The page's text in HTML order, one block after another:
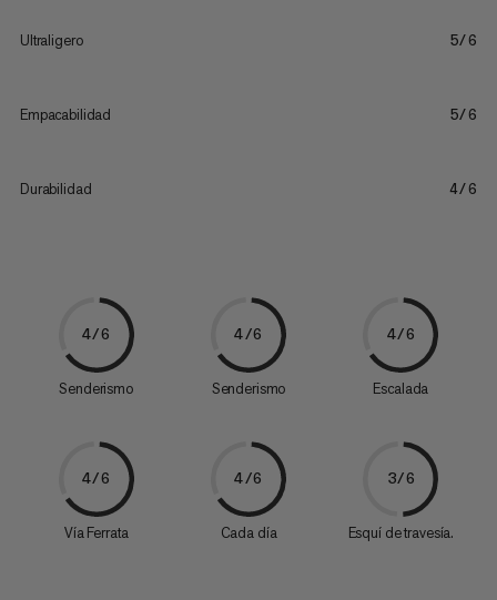
Ultraligero 5/6
Empacabilidad 5/6
Durabilidad 4/6
4/6
Senderismo
4/6
Senderismo
4/6
Escalada
4/6
Vía Ferrata
4/6
Cada día
3/6
Esquí de travesía.